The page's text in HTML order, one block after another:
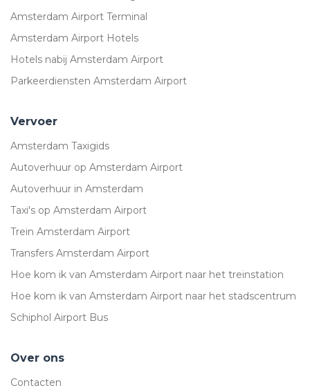
Amsterdam Airport Terminal
Amsterdam Airport Hotels
Hotels nabij Amsterdam Airport
Parkeerdiensten Amsterdam Airport
Vervoer
Amsterdam Taxigids
Autoverhuur op Amsterdam Airport
Autoverhuur in Amsterdam
Taxi's op Amsterdam Airport
Trein Amsterdam Airport
Transfers Amsterdam Airport
Hoe kom ik van Amsterdam Airport naar het treinstation
Hoe kom ik van Amsterdam Airport naar het stadscentrum
Schiphol Airport Bus
Over ons
Contacten